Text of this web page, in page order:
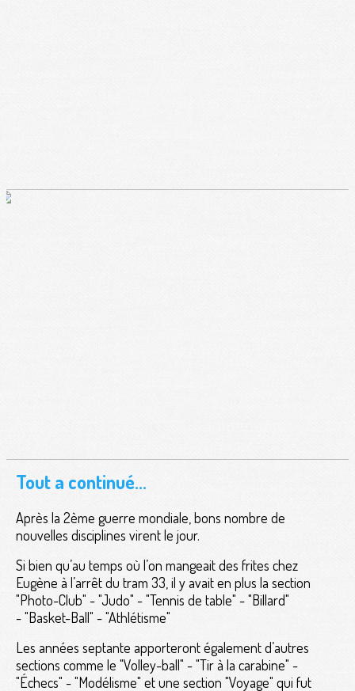
Tout a continué...
Après la 2ème guerre mondiale, bons nombre de
nouvelles disciplines virent le jour.
Si bien qu’au temps où l’on mangeait des frites chez
Eugène à l’arrêt du tram 33, il y avait en plus la section
"Photo-Club" - "Judo" - "Tennis de table" - "Billard"
- "Basket-Ball" - "Athlétisme"
Les années septante apporteront également d’autres
sections comme le "Volley-ball" - "Tir à la carabine" -
"Échecs" - "Modélisme" et une section "Voyage" qui fut